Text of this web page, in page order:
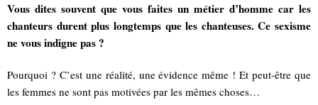
Vous dites souvent que vous faites un métier d’homme car les
chanteurs durent plus longtemps que les chanteuses. Ce sexisme
ne vous indigne pas ?
Pourquoi ? C’est une réalité, une évidence même ! Et peut-être que
les femmes ne sont pas motivées par les mêmes choses…